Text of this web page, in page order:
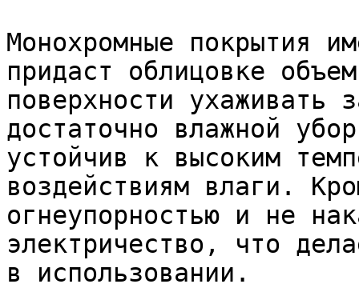
Монохромные покрытия
придаст облицовке
поверхности ухаживать
достаточно влажной
устойчив к высоким
воздействиям влаги.
огнеупорностью и не
электричество, что
в использовании.